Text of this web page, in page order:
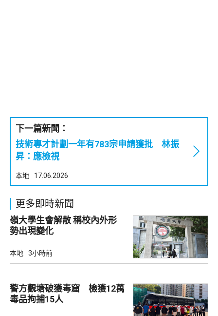
下一篇新聞：
技術專才計劃一年有783宗申請獲批 林振
昇：應檢視
本地 17.06.2026
更多即時新聞
嶺大學生會解散 稱校內外形
勢出現變化
本地 3小時前
警方觀塘破獲毒窟 檢獲12萬
毒品拘捕15人